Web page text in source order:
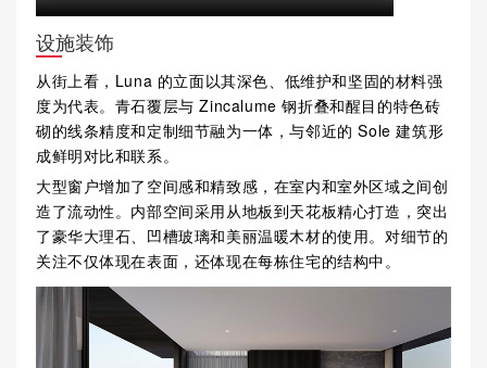
设施装饰
从街上看，Luna 的立面以其深色、低维护和坚固的材料强
度为代表。青石覆层与 Zincalume 钢折叠和醒目的特色砖
砌的线条精度和定制细节融为一体，与邻近的 Sole 建筑形
成鲜明对比和联系。
大型窗户增加了空间感和精致感，在室内和室外区域之间创
造了流动性。内部空间采用从地板到天花板精心打造，突出
了豪华大理石、凹槽玻璃和美丽温暖木材的使用。对细节的
关注不仅体现在表面，还体现在每栋住宅的结构中。